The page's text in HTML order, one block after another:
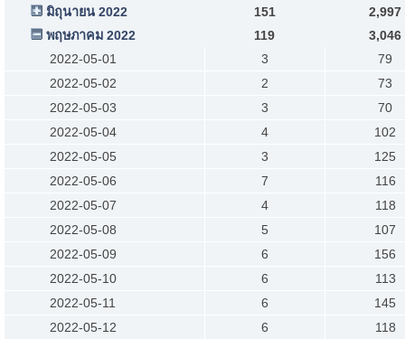
มิถุนายน 2022
151
2,997
พฤษภาคม 2022
119
3,046
2022-05-01
3
79
2022-05-02
2
73
2022-05-03
3
70
2022-05-04
4
102
2022-05-05
3
125
2022-05-06
7
116
2022-05-07
4
118
2022-05-08
5
107
2022-05-09
6
156
2022-05-10
6
113
2022-05-11
6
145
2022-05-12
6
118